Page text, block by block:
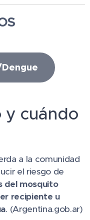
y cuándo
a la comunidad
el riesgo de
del mosquito
recipiente u
. (Argentina.gob.ar)